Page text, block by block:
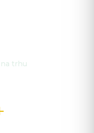
trhu